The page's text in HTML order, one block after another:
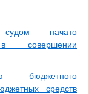
начато
совершении
бюджетного
средств